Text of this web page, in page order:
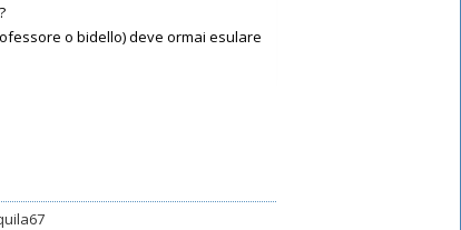
o bidello) deve ormai esulare